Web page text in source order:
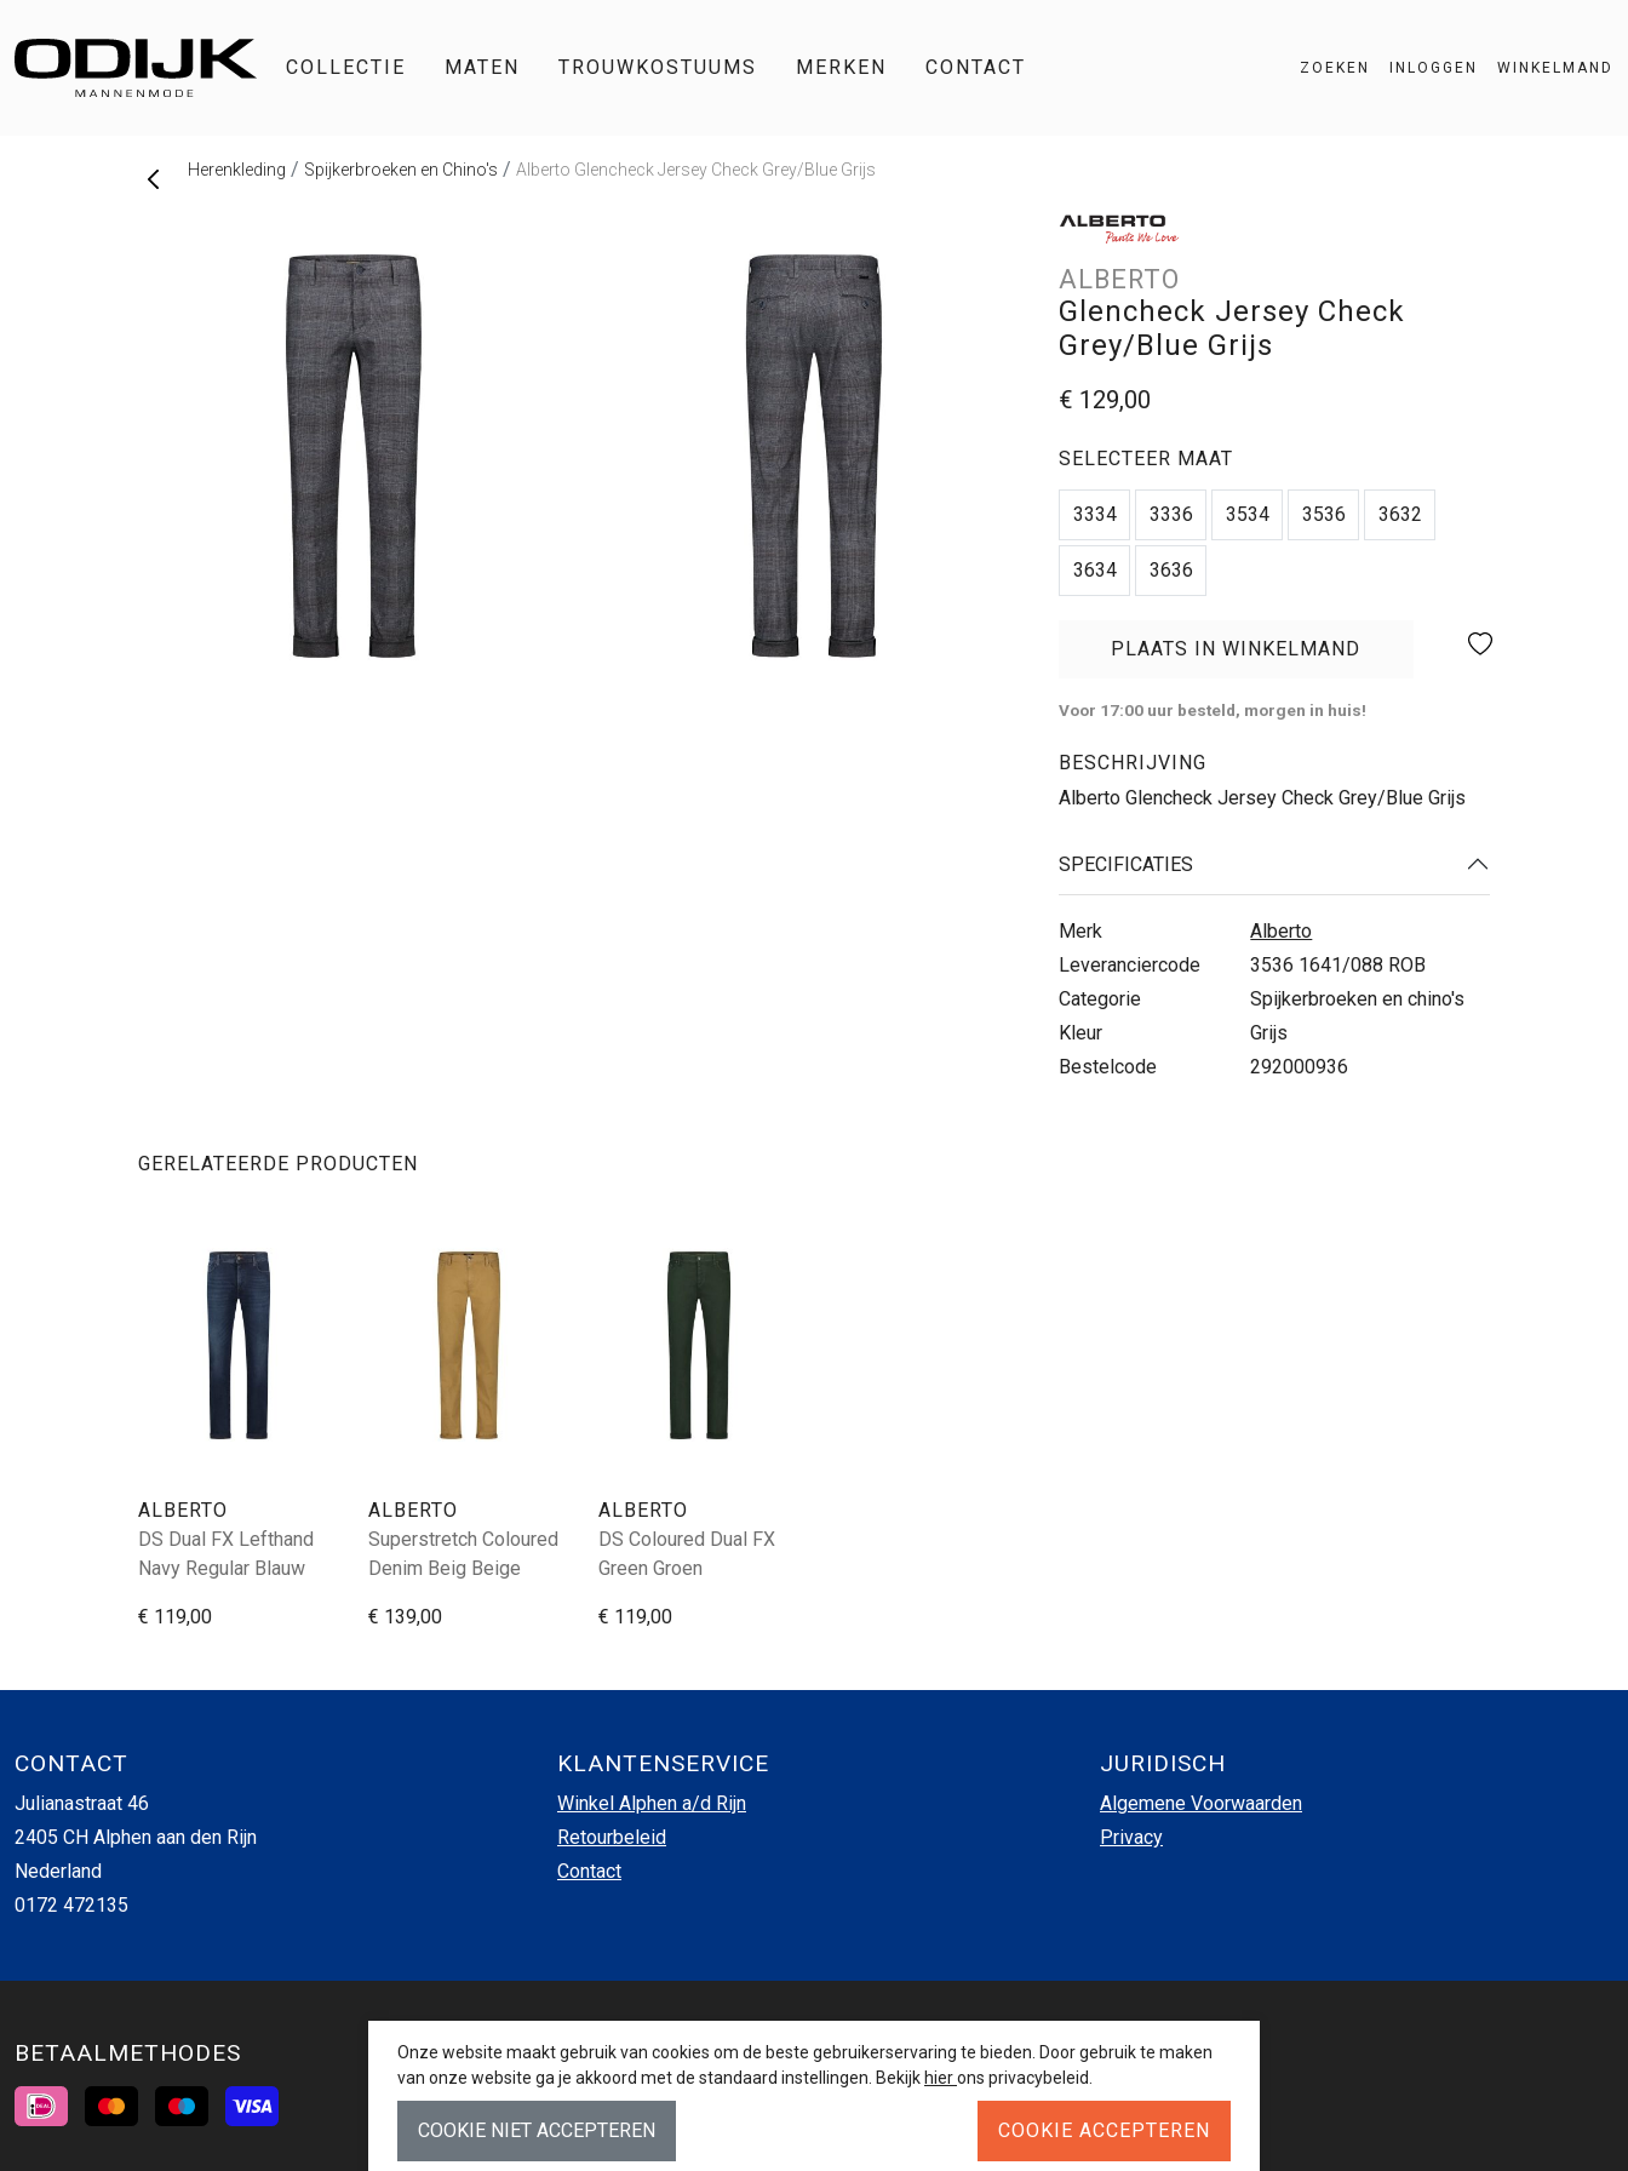
COLLECTIE MATEN TROUWKOSTUUMS MERKEN CONTACT ZOEKEN INLOGGEN WINKELMAND
Herenkleding Spijkerbroeken en Chino's Alberto Glencheck Jersey Check Grey/Blue Grijs
ALBERTO
Glencheck Jersey Check
Grey/Blue Grijs
€ 129,00
SELECTEER MAAT
3334 3336 3534 3536 3632
3634 3636
PLAATS IN WINKELMAND
Voor 17:00 uur besteld, morgen in huis!
BESCHRIJVING
Alberto Glencheck Jersey Check Grey/Blue Grijs
SPECIFICATIES
Merk
Alberto
Leveranciercode
3536 1641/088 ROB
Categorie
Spijkerbroeken en chino's
Kleur
Grijs
Bestelcode
292000936
GERELATEERDE PRODUCTEN
ALBERTO
DS Dual FX Lefthand
Navy Regular Blauw
€ 119,00
ALBERTO
Superstretch Coloured
Denim Beig Beige
€ 139,00
ALBERTO
DS Coloured Dual FX
Green Groen
€ 119,00
CONTACT
Julianastraat 46
2405 CH Alphen aan den Rijn
Nederland
0172 472135
KLANTENSERVICE
Winkel Alphen a/d Rijn
Retourbeleid
Contact
JURIDISCH
Algemene Voorwaarden
Privacy
BETAALMETHODES INSCHRIJVEN NIEUWSBRIEF VOLG ONS
Onze website maakt gebruik van cookies om de beste gebruikerservaring te bieden. Door gebruik te maken
van onze website ga je akkoord met de standaard instellingen. Bekijk hierons privacybeleid.